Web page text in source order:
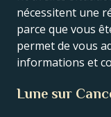
nécessitent une
parce que vous
permet de vous
informations et
Lune sur